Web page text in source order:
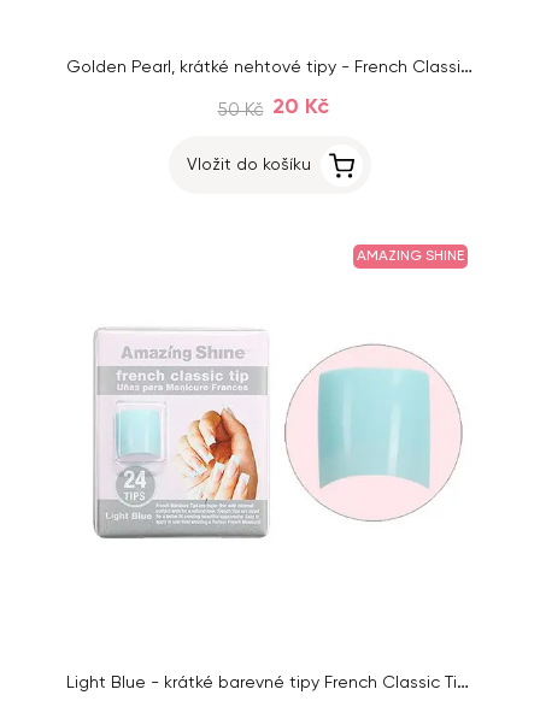
Golden Pearl, krátké nehtové tipy - French Classic Tip, 24 ks
50 Kč 20 Kč
Vložit do košíku
AMAZING SHINE
Light Blue - krátké barevné tipy French Classic Tip, 24ks, č.1 – 10